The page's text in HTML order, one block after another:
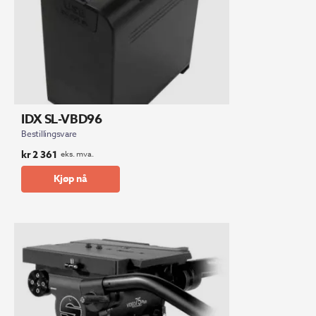
IDX SL-VBD96
Bestillingsvare
kr2 361 eks. mva.
Kjøp nå